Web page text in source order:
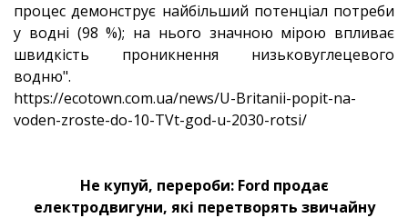
процес демонструє найбільший потенціал потреби
у водні (98 %); на нього значною мірою впливає
швидкість проникнення низьковуглецевого
водню".
https://ecotown.com.ua/news/U-Britanii-popit-na-
voden-zroste-do-10-TVt-god-u-2030-rotsi/
Не купуй, перероби: Ford продає
електродвигуни, які перетворять звичайну